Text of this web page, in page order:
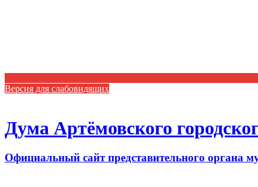
Версия для слабовидящих
Дума Артёмовского
Официальный сайт представительного органа